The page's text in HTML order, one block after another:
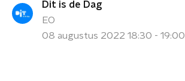
Dit is de Dag
EO
08 augustus 2022 18:30 - 19:00